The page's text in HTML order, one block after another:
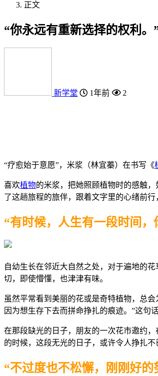
正文
“你永远有重新选择的权利
新学堂 1年前 2
“疗愈始于意愿”，米浆（林宜蓁）在书写《
喜欢植物的米浆，把她照顾植物时的感触
了这趟旅程的旅伴，跟着文字里的心绪前
“有时候，人生有一段时间
自幼生长在邻近大自然之处，对于遍地的
切，即使懵懂，也津津有味。
虽然平常看到美丽的花或是奇特植物，总
因为想生存下去而拼命挣扎的痕迹。”这句
在那段缺光的日子，朋友的一次花市邀约
的时候，这段无光的日子，或许令人挣扎
“不过度也不松懈，刚刚好的